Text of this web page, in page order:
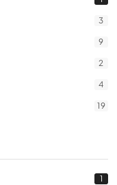
3
9
2
4
19
1